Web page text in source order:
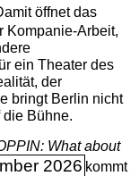
öffnet das
Kompanie-Arbeit,
ein Theater des
der
bringt Berlin nicht
Bühne.
What about
2026 kommt